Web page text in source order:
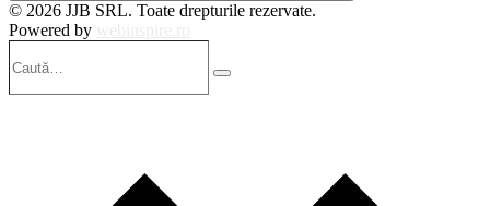
© 2026 JJB SRL. Toate drepturile rezervate.
Powered by
Search